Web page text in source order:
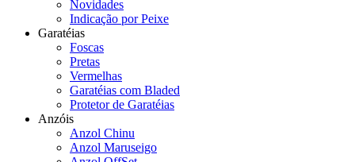
Novidades
Indicação por Peixe
Garatéias
Foscas
Pretas
Vermelhas
Garatéias com Bladed
Protetor de Garatéias
Anzóis
Anzol Chinu
Anzol Maruseigo